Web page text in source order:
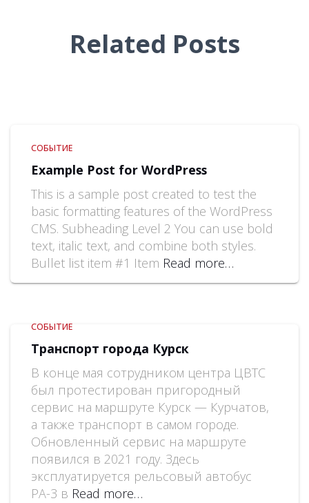
Related Posts
СОБЫТИЕ
Example Post for WordPress
This is a sample post created to test the
basic formatting features of the WordPress
CMS. Subheading Level 2 You can use bold
text, italic text, and combine both styles.
Bullet list item #1 Item Read more…
СОБЫТИЕ
Транспорт города Курск
В конце мая сотрудником центра ЦВТС
был протестирован пригородный
сервис на маршруте Курск — Курчатов,
а также транспорт в самом городе.
Обновленный сервис на маршруте
появился в 2021 году. Здесь
эксплуатируется рельсовый автобус
РА-3 в Read more…